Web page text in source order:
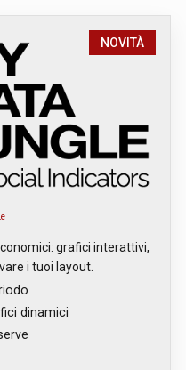
NOVITÀ
grafici interattivi,
i tuoi layout.
dinamici